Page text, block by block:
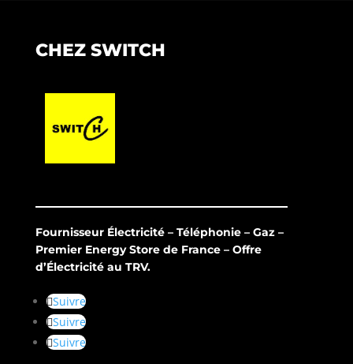
CHEZ SWITCH
Fournisseur Électricité – Téléphonie – Gaz –
Premier Energy Store de France – Offre
d’Électricité au TRV.
Suivre
Suivre
Suivre